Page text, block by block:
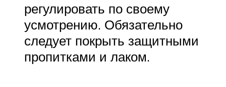
регулировать по своему
усмотрению. Обязательно
следует покрыть защитными
пропитками и лаком.